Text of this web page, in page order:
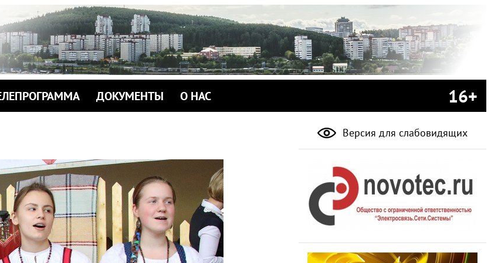
ДОКУМЕНТЫ О НАС 16+
Версия для слабовидящих